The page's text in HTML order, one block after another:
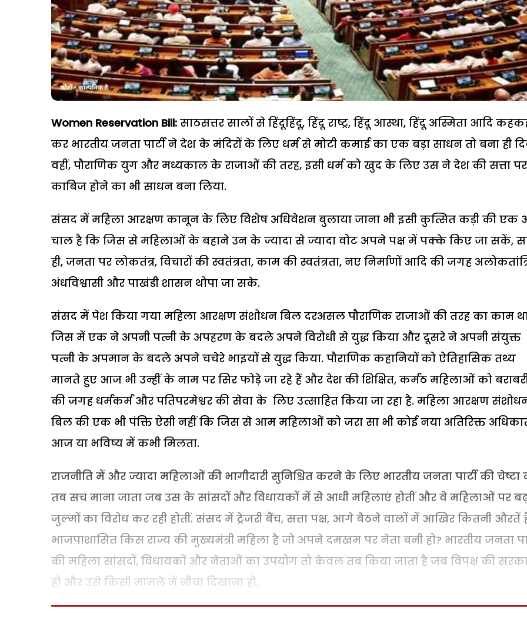
Women Reservation Bill: साठसत्तर सालों से हिंदूहिंदू, हिंदू राष्ट्र, हिंदू आस्था, हिंदू अस्मिता आदि
कर भारतीय जनता पार्टी ने देश के मंदिरों के लिए धर्म से मोटी कमाई का एक बड़ा साधन तो बना ही
वहीं, पौराणिक युग और मध्यकाल के राजाओं की तरह, इसी धर्म को खुद के लिए उस ने देश की सत्ता पर
काबिज होने का भी साधन बना लिया.
संसद में महिला आरक्षण कानून के लिए विशेष अधिवेशन बुलाया जाना भी इसी कुत्सित कड़ी की एक
चाल है कि जिस से महिलाओं के बहाने उन के ज्यादा से ज्यादा वोट अपने पक्ष में पक्के किए जा सकें,
ही, जनता पर लोकतंत्र, विचारों की स्वतंत्रता, काम की स्वतंत्रता, नए निर्माणों आदि की जगह
अंधविश्वासी और पाखंडी शासन थोपा जा सके.
संसद में पेश किया गया महिला आरक्षण संशोधन बिल दरअसल पौराणिक राजाओं की तरह का काम
जिस में एक ने अपनी पत्नी के अपहरण के बदले अपने विरोधी से युद्ध किया और दूसरे ने अपनी संयुक्त
पत्नी के अपमान के बदले अपने चचेरे भाइयों से युद्ध किया. पौराणिक कहानियों को ऐतिहासिक तथ्य
मानते हुए आज भी उन्हीं के नाम पर सिर फोड़े जा रहे हैं और देश की शिक्षित, कर्मठ महिलाओं को
की जगह धर्मकर्म और पतिपरमेश्वर की सेवा के लिए उत्साहित किया जा रहा है. महिला आरक्षण
बिल की एक भी पंक्ति ऐसी नहीं कि जिस से आम महिलाओं को जरा सा भी कोई नया अतिरिक्त
आज या भविष्य में कभी मिलता.
राजनीति में और ज्यादा महिलाओं की भागीदारी सुनिश्चित करने के लिए भारतीय जनता पार्टी की चेष्टा
तब सच माना जाता जब उस के सांसदों और विधायकों में से आधी महिलाएं होतीं और वे महिलाओं पर
जुल्मों का विरोध कर रही होतीं. संसद में ट्रेजरी बैंच, सत्ता पक्ष, आगे बैठने वालों में आखिर कितनी औरतें
भाजपाशासित किस राज्य की मुख्यमंत्री महिला है जो अपने दमखम पर नेता बनी हो? भारतीय जनता
की महिला सांसदों, विधायकों और नेताओं का उपयोग तो केवल तब किया जाता है जब विपक्ष की
हो और उसे किसी मामले में नीचा दिखाना हो.